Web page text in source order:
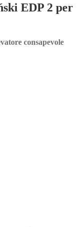
EDP 2 per
consapevole